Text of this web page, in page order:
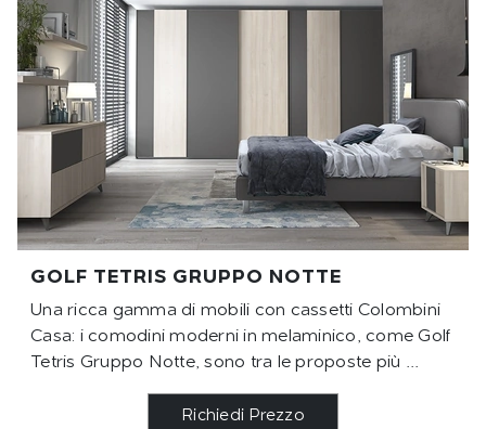
GOLF TETRIS GRUPPO NOTTE
Una ricca gamma di mobili con cassetti Colombini
Casa: i comodini moderni in melaminico, come Golf
Tetris Gruppo Notte, sono tra le proposte più ...
Richiedi Prezzo